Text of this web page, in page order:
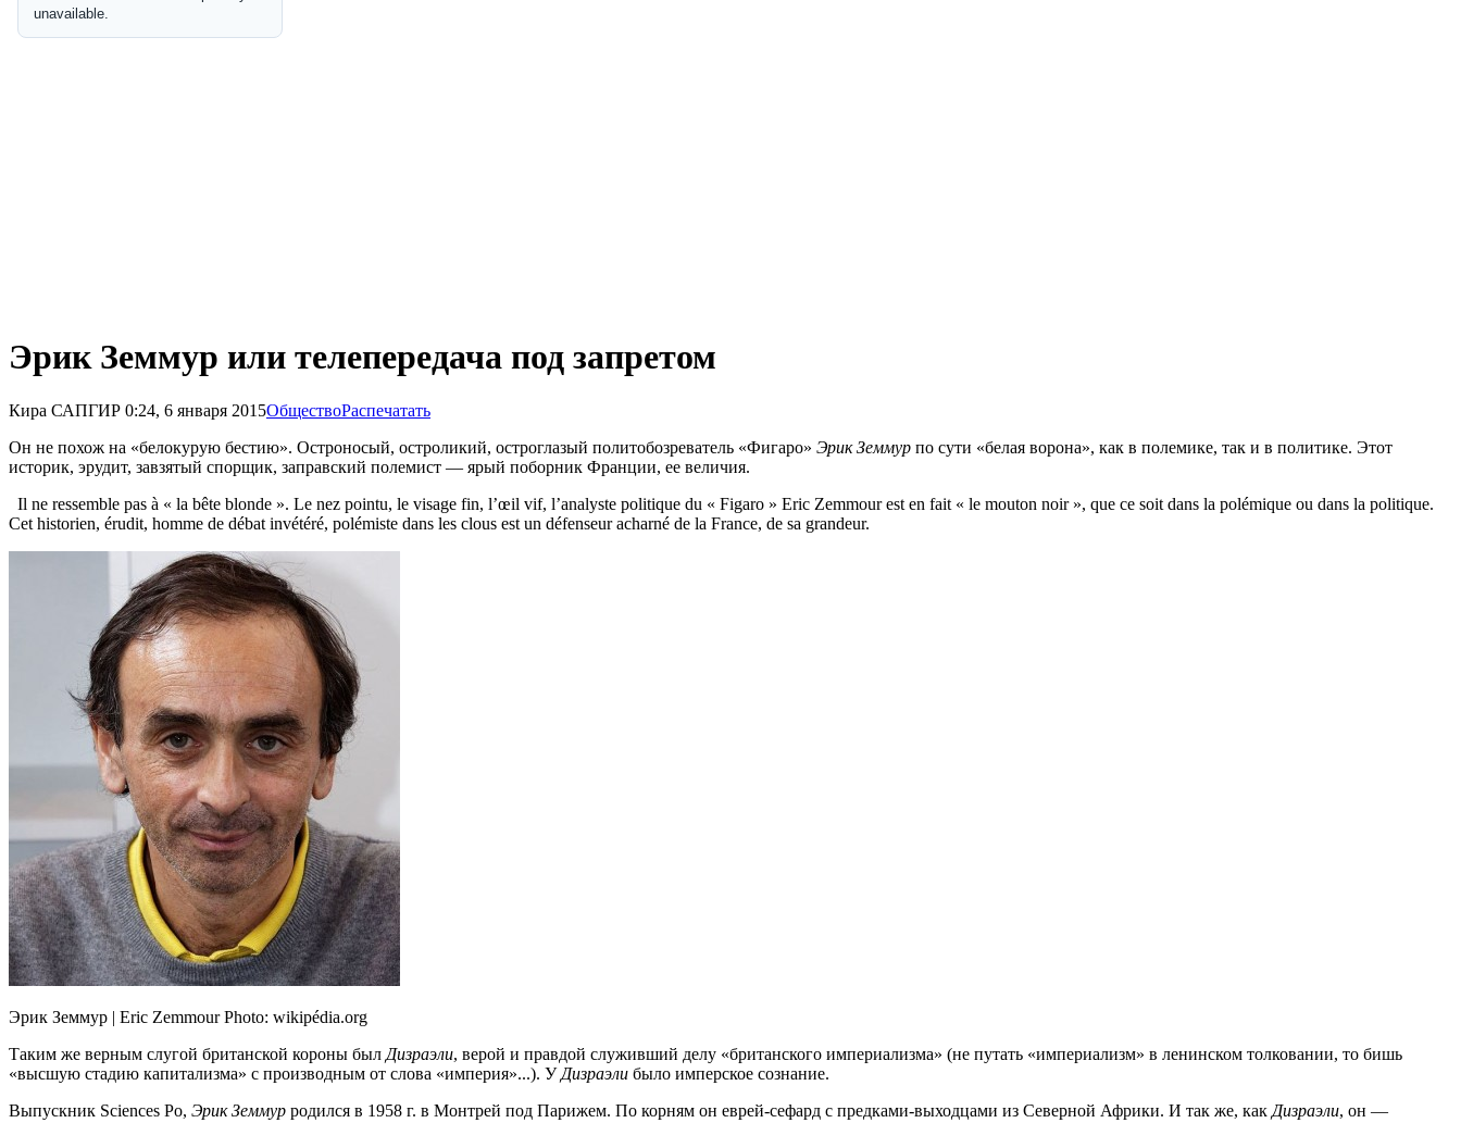
Эрик Земмур или телепередача под запретом
Кира САПГИР 0:24, 6 января 2015ОбществоРаспечатать
Он не похож на «белокурую бестию». Остроносый, остроликий, остроглазый политобозреватель «Фигаро» Эрик Земмур по сути «белая ворона», как в полемике, так и в политике. Этот
историк, эрудит, завзятый спорщик, заправский полемист — ярый поборник Франции, ее величия.
Il ne ressemble pas à « la bête blonde ». Le nez pointu, le visage fin, l’œil vif, l’analyste politique du « Figaro » Eric Zemmour est en fait « le mouton noir », que ce soit dans la polémique ou dans la politique.
Cet historien, érudit, homme de débat invétéré, polémiste dans les clous est un défenseur acharné de la France, de sa grandeur.
Эрик Земмур | Eric Zemmour Photo: wikipédia.org
Таким же верным слугой британской короны был Дизраэли, верой и правдой служивший делу «британского империализма» (не путать «империализм» в ленинском толковании, то бишь
«высшую стадию капитализма» с производным от слова «империя»...). У Дизраэли было имперское сознание.
Выпускник Sciences Po, Эрик Земмур родился в 1958 г. в Монтрей под Парижем. По корням он еврей-сефард с предками-выходцами из Северной Африки. И так же, как Дизраэли, он —